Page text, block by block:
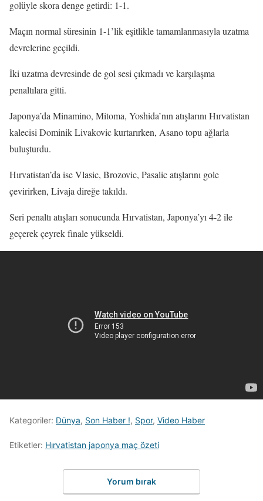
golüyle skora denge getirdi: 1-1.
Maçın normal süresinin 1-1’lik eşitlikle tamamlanmasıyla uzatma
devrelerine geçildi.
İki uzatma devresinde de gol sesi çıkmadı ve karşılaşma
penaltılara gitti.
Japonya’da Minamino, Mitoma, Yoshida’nın atışlarını Hırvatistan
kalecisi Dominik Livakovic kurtarırken, Asano topu ağlarla
buluşturdu.
Hırvatistan’da ise Vlasic, Brozovic, Pasalic atışlarını gole
çevirirken, Livaja direğe takıldı.
Seri penaltı atışları sonucunda Hırvatistan, Japonya’yı 4-2 ile
geçerek çeyrek finale yükseldi.
Kategoriler: Dünya, Son Haber !, Spor, Video Haber
Etiketler: Hırvatistan japonya maç özeti
Yorum bırak